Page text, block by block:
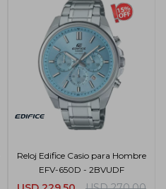
Reloj Edifice Casio para Hombre
EFV-650D - 2BVUDF